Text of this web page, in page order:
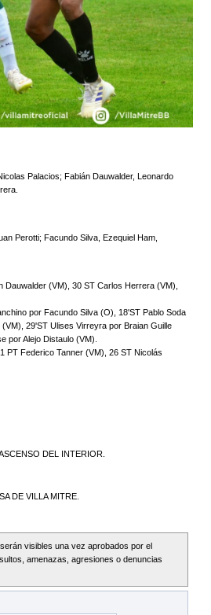
Palacios; Fabián Dauwalder, Leonardo
Perotti; Facundo Silva, Ezequiel Ham,
Dauwalder (VM), 30 ST Carlos Herrera (VM),
por Facundo Silva (O), 18'ST Pablo Soda
29'ST Ulises Virreyra por Braian Guille
por Alejo Distaulo (VM).
PT Federico Tanner (VM), 26 ST Nicolás
DEL INTERIOR.
DE VILLA MITRE.
visibles una vez aprobados por el
amenazas, agresiones o denuncias